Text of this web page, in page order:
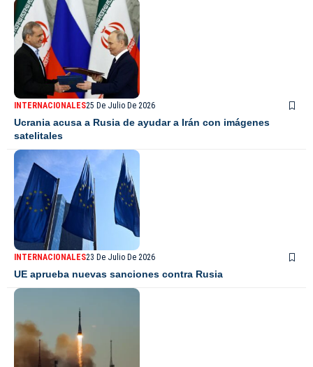
INTERNACIONALES25 De Julio De 2026
Ucrania acusa a Rusia de ayudar a Irán con imágenes
satelitales
INTERNACIONALES23 De Julio De 2026
UE aprueba nuevas sanciones contra Rusia